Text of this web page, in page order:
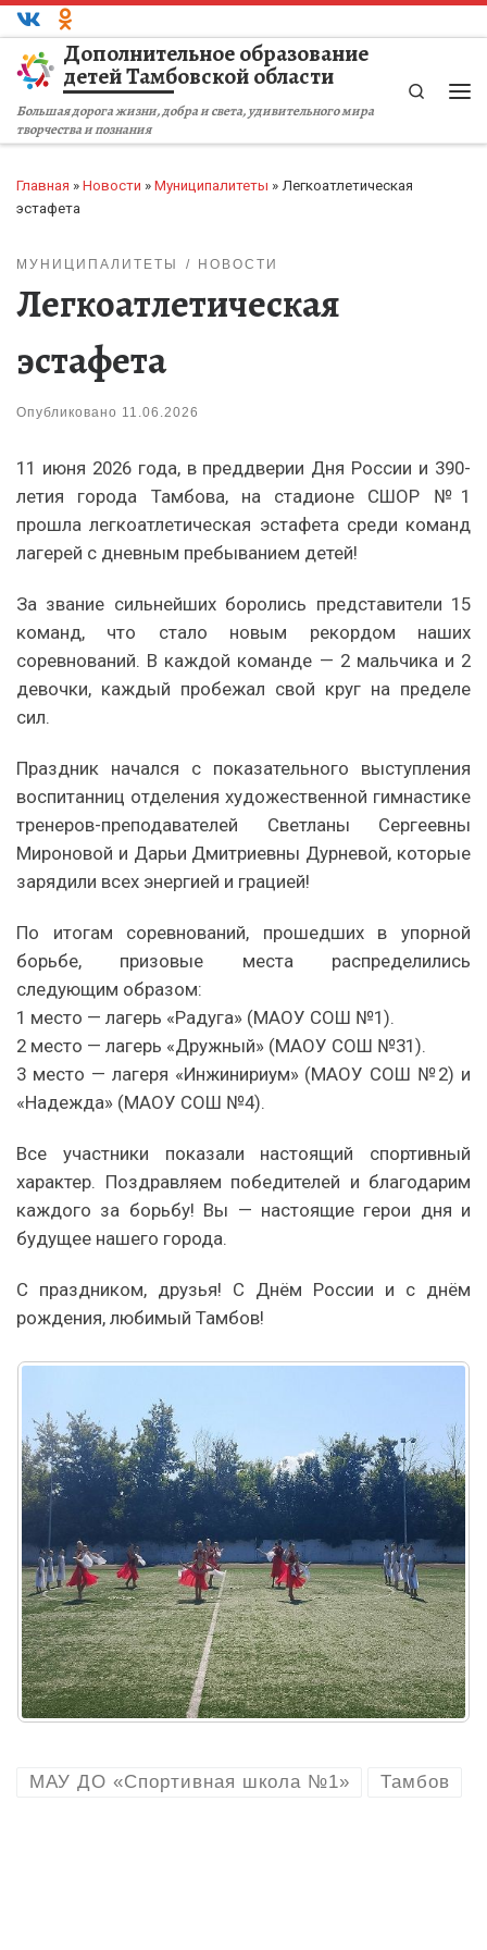
Перейти к содержимому
Дополнительное образование
детей Тамбовской области
Большая дорога жизни, добра и света, удивительного мира
творчества и познания
Search
Главная » Новости » Муниципалитеты » Легкоатлетическая
эстафета
МУНИЦИПАЛИТЕТЫ НОВОСТИ
Легкоатлетическая
эстафета
Опубликовано 11.06.2026
11 июня 2026 года, в преддверии Дня России и 390-
летия города Тамбова, на стадионе СШОР №1
прошла легкоатлетическая эстафета среди команд
лагерей с дневным пребыванием детей!
За звание сильнейших боролись представители 15
команд, что стало новым рекордом наших
соревнований. В каждой команде — 2 мальчика и 2
девочки, каждый пробежал свой круг на пределе
сил.
Праздник начался с показательного выступления
воспитанниц отделения художественной гимнастике
тренеров-преподавателей Светланы Сергеевны
Мироновой и Дарьи Дмитриевны Дурневой, которые
зарядили всех энергией и грацией!
По итогам соревнований, прошедших в упорной
борьбе, призовые места распределились
следующим образом:
1 место — лагерь «Радуга» (МАОУ СОШ №1).
2 место — лагерь «Дружный» (МАОУ СОШ №31).
3 место — лагеря «Инжинириум» (МАОУ СОШ №2) и
«Надежда» (МАОУ СОШ №4).
Все участники показали настоящий спортивный
характер. Поздравляем победителей и благодарим
каждого за борьбу! Вы — настоящие герои дня и
будущее нашего города.
С праздником, друзья! С Днём России и с днём
рождения, любимый Тамбов!
МАУ ДО «Спортивная школа №1» Тамбов